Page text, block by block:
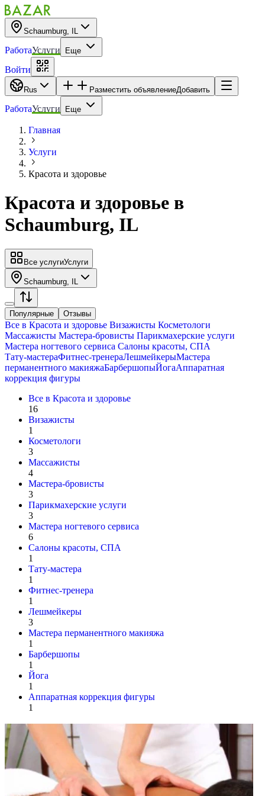
Schaumburg, IL
РаботаУслуги Еще
Войти
Rus Разместить объявлениеДобавить
РаботаУслуги Еще
Главная
Услуги
Красота и здоровье
Красота и здоровье в
Schaumburg, IL
Все услугиУслуги
Schaumburg, IL
Популярные Отзывы
Все в Красота и здоровье Визажисты Косметологи
Массажисты Мастера-бровисты Парикмахерские услуги
Мастера ногтевого сервиса Салоны красоты, СПА
Тату-мастераФитнес-тренераЛешмейкерыМастера
перманентного макияжаБарбершопыЙогаАппаратная
коррекция фигуры
Все в Красота и здоровье
16
Визажисты
1
Косметологи
3
Массажисты
4
Мастера-бровисты
3
Парикмахерские услуги
3
Мастера ногтевого сервиса
6
Салоны красоты, СПА
1
Тату-мастера
1
Фитнес-тренера
1
Лешмейкеры
3
Мастера перманентного макияжа
1
Барбершопы
1
Йога
1
Аппаратная коррекция фигуры
1